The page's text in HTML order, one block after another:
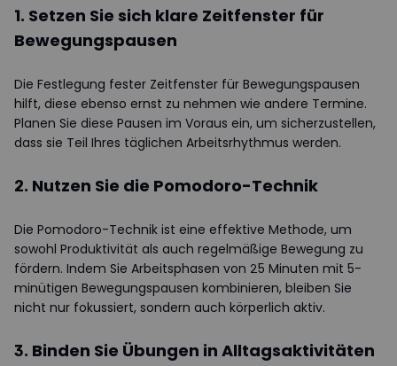
1. Setzen Sie sich klare Zeitfenster für
Bewegungspausen
Die Festlegung fester Zeitfenster für Bewegungspausen
hilft, diese ebenso ernst zu nehmen wie andere Termine.
Planen Sie diese Pausen im Voraus ein, um sicherzustellen,
dass sie Teil Ihres täglichen Arbeitsrhythmus werden.
2. Nutzen Sie die Pomodoro-Technik
Die Pomodoro-Technik ist eine effektive Methode, um
sowohl Produktivität als auch regelmäßige Bewegung zu
fördern. Indem Sie Arbeitsphasen von 25 Minuten mit 5-
minütigen Bewegungspausen kombinieren, bleiben Sie
nicht nur fokussiert, sondern auch körperlich aktiv.
3. Binden Sie Übungen in Alltagsaktivitäten